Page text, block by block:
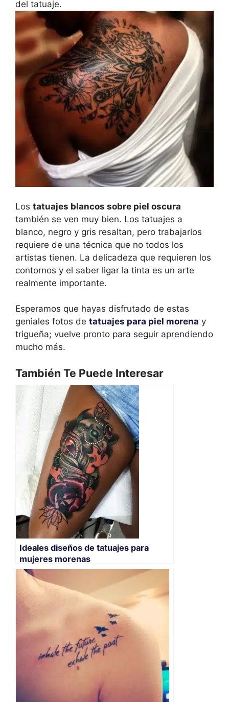
del tatuaje.
Los tatuajes blancos sobre piel oscura
también se ven muy bien. Los tatuajes a
blanco, negro y gris resaltan, pero trabajarlos
requiere de una técnica que no todos los
artistas tienen. La delicadeza que requieren los
contornos y el saber ligar la tinta es un arte
realmente importante.
Esperamos que hayas disfrutado de estas
geniales fotos de tatuajes para piel morena y
trigueña; vuelve pronto para seguir aprendiendo
mucho más.
También Te Puede Interesar
Ideales diseños de tatuajes para
mujeres morenas